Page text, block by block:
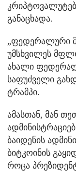
განაცხადა.
„ფედერალური
უმსხვილეს
ახალი
საფუძველი
ტრამპი.
ამასთან, მან
ბაიდენის
ბიტკოინის
როცა